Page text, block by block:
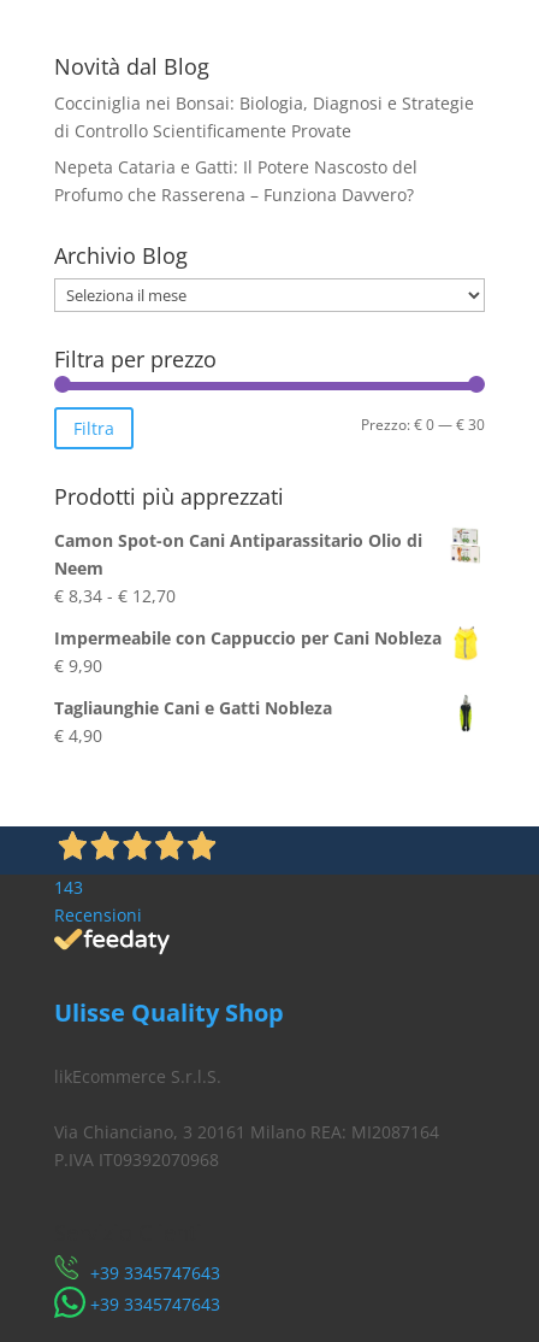
Novità dal Blog
Cocciniglia nei Bonsai: Biologia, Diagnosi e Strategie
di Controllo Scientificamente Provate
Nepeta Cataria e Gatti: Il Potere Nascosto del
Profumo che Rasserena – Funziona Davvero?
Archivio Blog
Archivio
Blog
Filtra per prezzo
Prezzo
Prezzo
Filtra Prezzo:€ 0—€ 30
Prodotti più apprezzati
Camon Spot-on Cani Antiparassitario Olio di
Neem
€8,34 - €12,70Fascia
prezzo:
€ 8,34
Impermeabile con Cappuccio per Cani Nobleza
€9,90
Tagliaunghie Cani e Gatti Nobleza
€4,90
143
Recensioni
Ulisse Quality Shop
likEcommerce S.r.l.S.
Via Chianciano, 3 20161 Milano REA: MI2087164
P.IVA IT09392070968
​+39 3345747643
​+39 3345747643